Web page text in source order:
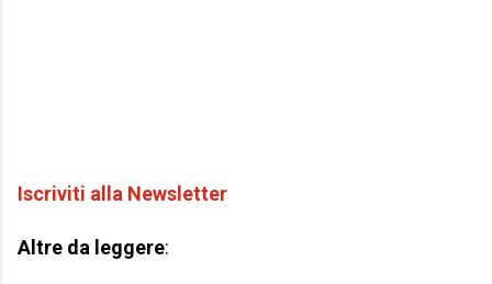
Iscriviti alla Newsletter
Altre da leggere: